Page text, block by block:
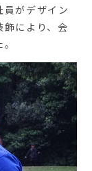
がデザイン
により、会